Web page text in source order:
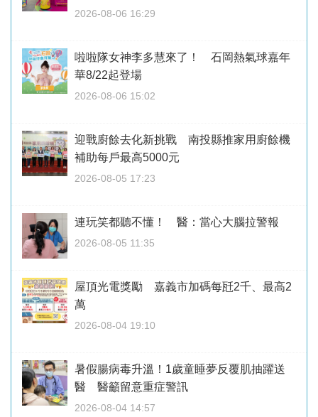
2026-08-06 16:29
啦啦隊女神李多慧來了！ 石岡熱氣球嘉年
華8/22起登場
2026-08-06 15:02
迎戰廚餘去化新挑戰 南投縣推家用廚餘機
補助每戶最高5000元
2026-08-05 17:23
連玩笑都聽不懂！ 醫：當心大腦拉警報
2026-08-05 11:35
屋頂光電獎勵 嘉義市加碼每瓩2千、最高2
萬
2026-08-04 19:10
暑假腸病毒升溫！1歲童睡夢反覆肌抽躍送
醫 醫籲留意重症警訊
2026-08-04 14:57